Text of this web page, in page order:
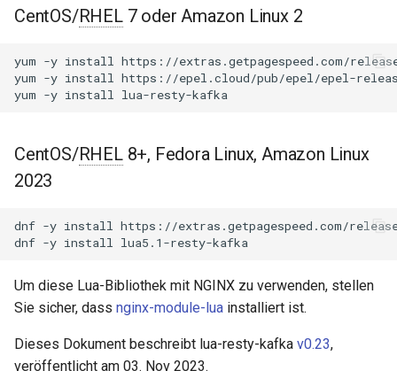
i
l
i
r
auth-digest
auth-ldap
auth-pam
auth-totp
aws-auth
refresh
resty.kafka.producer
Methoden
send
offset
Verwandle ea-nginx in eine
Sicherheitsmacht
NGINX HTTP/3 QUIC
für RHEL & CentOS
Angie Web Server -
Rocky Linux & AlmaLinux
CentOS/RHEL7 oder Amazon Linux 2
yum -y install
https://extras.getpagespeed.com/
yum -y install
https://epel.cloud/pub/epel/epel-
yum -y install
CentOS/RHEL8+, Fedora Linux, Amazon Linux
2023
dnf -y install
https://extras.getpagespeed.com/
dnf -y install
Um diese Lua-Bibliothek mit NGINX zu verwenden, stellen
Sie sicher, dass nginx-module-lua installiert ist.
Dieses Dokument beschreibt lua-resty-kafka v0.23,
veröffentlicht am 03. Nov 2023.